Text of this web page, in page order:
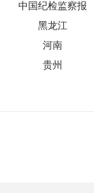
中国纪检监察报
黑龙江
河南
贵州